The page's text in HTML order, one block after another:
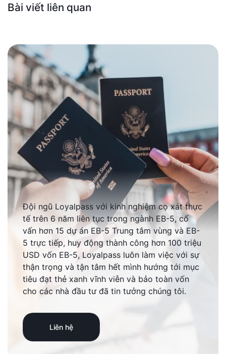
Bài viết liên quan
Đội ngũ Loyalpass với kinh nghiệm cọ xát thực
tế trên 6 năm liên tục trong ngành EB-5, cố
vấn hơn 15 dự án EB-5 Trung tâm vùng và EB-
5 trực tiếp, huy động thành công hơn 100 triệu
USD vốn EB-5, Loyalpass luôn làm việc với sự
thận trọng và tận tâm hết mình hướng tới mục
tiêu đạt thẻ xanh vĩnh viễn và bảo toàn vốn
cho các nhà đầu tư đã tin tưởng chúng tôi.
Liên hệ